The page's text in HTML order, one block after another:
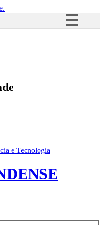
Acesso à informação
e Tecnologia